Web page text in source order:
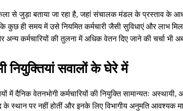
से जुड़ा बताया जा रहा है, जहां संचालक मंडल के प्रस्ताव के
कुछ ही समय में उसे नियमित कर्मचारी जैसी सुविधाएं और लाभ
अन्य कर्मचारियों की तुलना में अधिक वेतन दिए जाने की चर्चा भी
नियुक्तियां सवालों के घेरे में
में दैनिक वेतनभोगी कर्मचारियों की नियुक्ति सामान्यतः
के स्थान पर नहीं होतीं और इनके लिए विभागीय अनुमति आवश्यक